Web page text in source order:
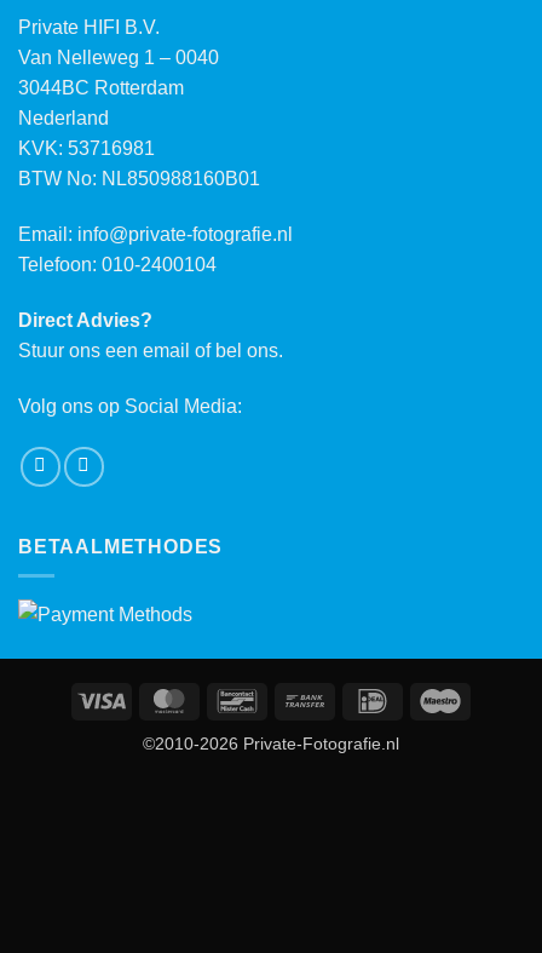
Private HIFI B.V.
Van Nelleweg 1 – 0040
3044BC Rotterdam
Nederland
KVK: 53716981
BTW No: NL850988160B01
Email: info@private-fotografie.nl
Telefoon: 010-2400104
Direct Advies?
Stuur ons een email of bel ons.
Volg ons op Social Media:
BETAALMETHODES
Visa MasterCardBancontactBank
IDeal
©2010-2026 Private-Fotografie.nl